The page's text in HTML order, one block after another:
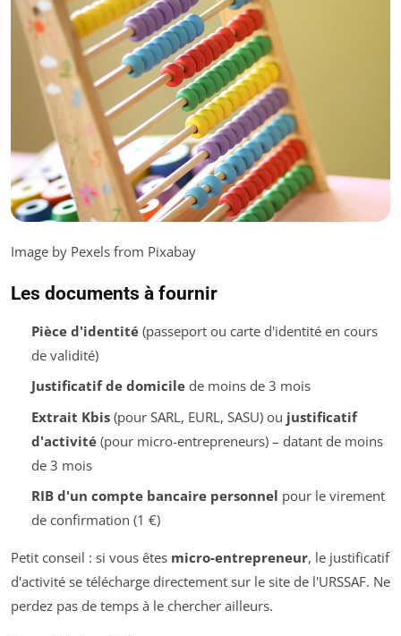
Image by Pexels from Pixabay
Les documents à fournir
Pièce d'identité(passeport ou carte d'identité en cours
de validité)
Justificatif de domicilede moins de 3 mois
Extrait Kbis(pour SARL, EURL, SASU) ou justificatif
d'activité(pour micro-entrepreneurs) – datant de moins
de 3 mois
RIB d'un compte bancaire personnel pour le virement
de confirmation (1 €)
Petit conseil : si vous êtes micro-entrepreneur, le justificatif
d'activité se télécharge directement sur le site de l'URSSAF. Ne
perdez pas de temps à le chercher ailleurs.